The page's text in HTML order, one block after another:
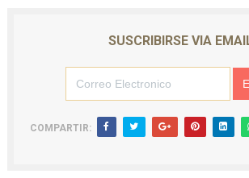
SUSCRIBIRSE VIA
COMPARTIR: